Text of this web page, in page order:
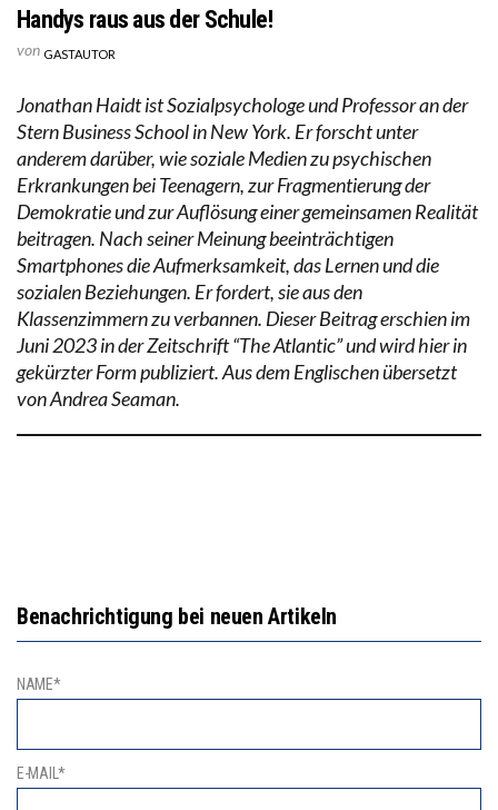
Handys raus aus der Schule!
von GASTAUTOR
Jonathan Haidt ist Sozialpsychologe und Professor an der
Stern Business School in New York. Er forscht unter
anderem darüber, wie soziale Medien zu psychischen
Erkrankungen bei Teenagern, zur Fragmentierung der
Demokratie und zur Auflösung einer gemeinsamen Realität
beitragen. Nach seiner Meinung beeinträchtigen
Smartphones die Aufmerksamkeit, das Lernen und die
sozialen Beziehungen. Er fordert, sie aus den
Klassenzimmern zu verbannen. Dieser Beitrag erschien im
Juni 2023 in der Zeitschrift “The Atlantic” und wird hier in
gekürzter Form publiziert. Aus dem Englischen übersetzt
von Andrea Seaman.
Benachrichtigung bei neuen Artikeln
NAME*
E-MAIL*